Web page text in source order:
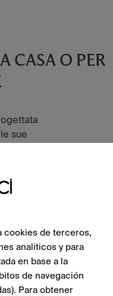
CASA O PER
sue
cookies de terceros,
analíticos y para
en base a la
de navegación
Para obtener